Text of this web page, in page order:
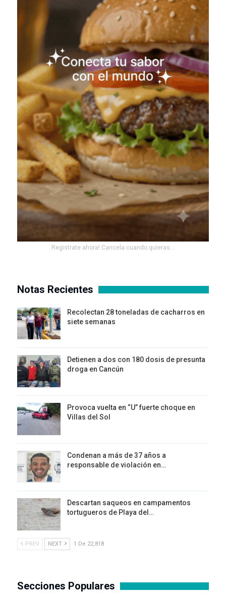
Registrate ahora! Cancela cuando quieras...
Notas Recientes
Recolectan 28 toneladas de cacharros en
siete semanas
Detienen a dos con 180 dosis de presunta
droga en Cancún
Provoca vuelta en “U” fuerte choque en
Villas del Sol
Condenan a más de 37 años a
responsable de violación en…
Descartan saqueos en campamentos
tortugueros de Playa del…
PREV NEXT 1 De 22,818
Secciones Populares